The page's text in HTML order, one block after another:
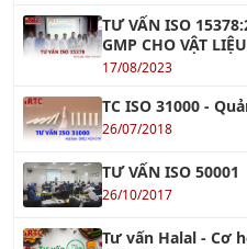
17/08/2023
TC ISO 31000 -
26/07/2018
TƯ VẤN ISO 50001
26/10/2017
Tư vấn Halal - Cơ
Hồi giáo